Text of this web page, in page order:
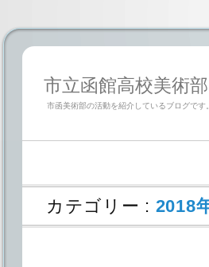
市立函館高校美術
市函美術部の活動を紹介しているブログです。
カテゴリー : 2018